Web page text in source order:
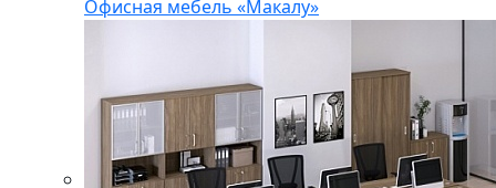
Офисная мебель «Макалу»